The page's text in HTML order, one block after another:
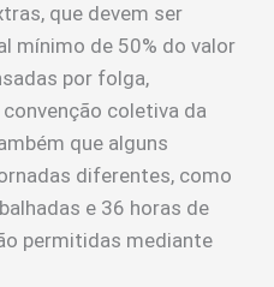
que devem ser
mínimo de 50% do valor
por folga,
coletiva da
que alguns
diferentes, como
e 36 horas de
permitidas mediante